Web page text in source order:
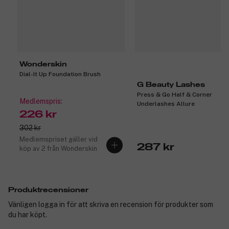
Wonderskin
Dial-It Up Foundation Brush
Medlemspris:
226 kr
302 kr
Medlemspriset gäller vid
köp av 2 från Wonderskin
G Beauty Lashes
Press & Go Half & Corner
Underlashes Allure
287 kr
Produktrecensioner
Vänligen logga in för att skriva en recension för produkter som
du har köpt.